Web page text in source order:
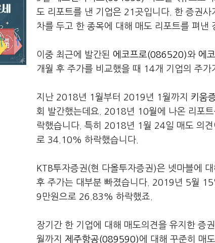
도 리포트를 낸 기업은 21곳입니다. 한 증권
차를 두고 한 종목에 대해 매도 리포트를 펴낸
이중 최근에 발간된 에코프로(086520)와 에
개월 후 주가를 비교했을 때 14개 기업의 주가
지난 2018년 1월부터 2019년 1월까지 키움
회 발간했는데요. 2018년 10월에 나온 리포
락했습니다. 특히 2018년 1월 24일 매도 의
로 34.10% 하락했습니다.
KTB투자증권(현 다올투자증권)은 넷마블에
후 주가는 대부분 빠졌습니다. 2019년 5월
9만원으로 26.83% 하락했죠.
장기간 한 기업에 대해 매도의견을 유지한 증
월까지 제주항공(089590)에 대해 꾸준히 매